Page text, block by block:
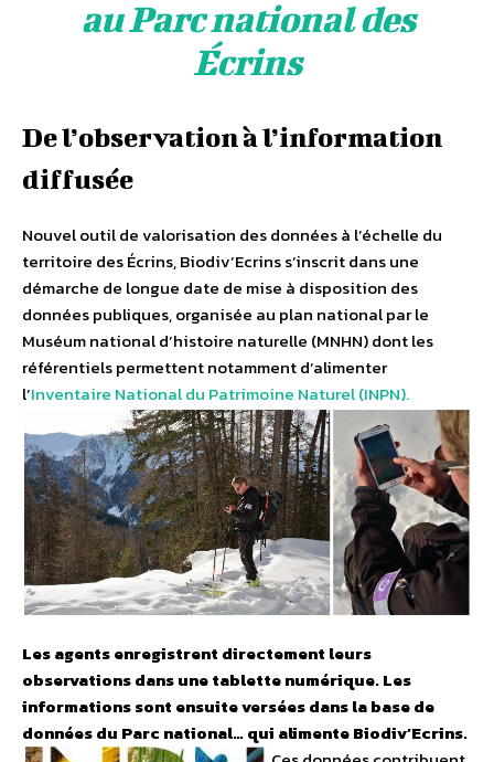
au Parc national des
Écrins
De l’observation à l’information
diffusée
Nouvel outil de valorisation des données à l’échelle du
territoire des Écrins, Biodiv’Ecrins s’inscrit dans une
démarche de longue date de mise à disposition des
données publiques, organisée au plan national par le
Muséum national d’histoire naturelle (MNHN) dont les
référentiels permettent notamment d’alimenter
l’Inventaire National du Patrimoine Naturel (INPN).
Les agents enregistrent directement leurs
observations dans une tablette numérique. Les
informations sont ensuite versées dans la base de
données du Parc national… qui alimente Biodiv’Ecrins.